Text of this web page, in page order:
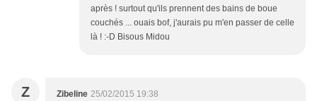
après ! surtout qu'ils prennent des bains de boue
couchés ... ouais bof, j'aurais pu m'en passer de celle
là ! :-D Bisous Midou
Z Zibeline 25/02/2015 19:38